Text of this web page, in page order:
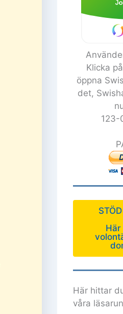
Klicka
öppna
det,
123-
Här hittar
våra